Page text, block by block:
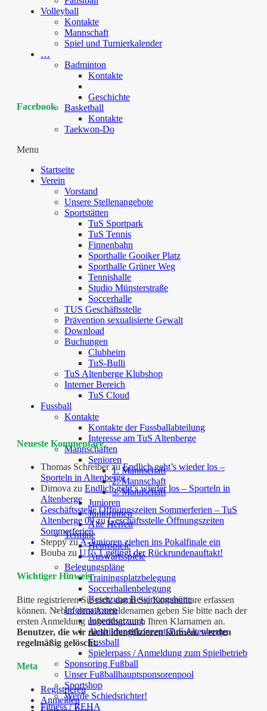
Volleyball
Kontakte
Mannschaft
Spiel und Turnierkalender
…
Badminton
Kontakte
Geschichte
Basketball
Kontakte
Taekwon-Do
Menu
Startseite
Verein
Vorstand
Unsere Stellenangebote
Sportstätten
TuS Sportpark
TuS Tennis
Finnenbahn
Sporthalle Gooiker Platz
Sporthalle Grüner Weg
Tennishalle
Studio Münsterstraße
Soccerhalle
TUS Geschäftsstelle
Prävention sexualisierte Gewalt
Download
Buchungen
Clubheim
TuS-Bulli
TuS Altenberge Klubshop
Interner Bereich
TuS Cloud
Fussball
Kontakte
Kontakte der Fussballabteilung
Interesse am TuS Altenberge
Mannschaften
Senioren
1. Mannschaft
2. Mannschaft
3. Mannschaft
Junioren
Juniorinnen
Alte Herren
Termine
Heimspiele
Auswärtsspiele
Belegungspläne
Trainingsplatzbelegung
Soccerhallenbelegung
Besetzung Bewirtungshütte
Informationen
Jugendsatzung
Ausbildungskonzept TuS Altenberge
Fussball
Spielerpass / Anmeldung zum Spielbetrieb
Sponsoring Fußball
Unser Fußballhauptsponsorenpool
Sportshop
Werde Schiedsrichter!
Fitness / REHA
Facebook
Neueste Kommentare
Thomas SchreiberzuEndlich geht’s wieder los –
Sporteln in Altenberge
Dimova zu Endlich geht’s wieder los – Sporteln in
Altenberge
Geschäftsstelle Öffnungszeiten Sommerferien – TuS
Altenberge 09zuGeschäftsstelle Öffnungszeiten
Sommerferien
SteppyzuA-Junioren ziehen ins Pokalfinale ein
Bouba zu U15.1 gelingt der Rückrundenauftakt!
Wichtiger Hinweis
Bitte registrieren Sie sich, damit Sie Kommentare erfassen
können. Neben dem Anmeldenamen geben Sie bitte nach der
ersten Anmeldung unbedingt auch Ihren Klarnamen an.
Benutzer, die wir nicht identifizieren können, werden
regelmäßig gelöscht.
Meta
Registrieren
Anmelden